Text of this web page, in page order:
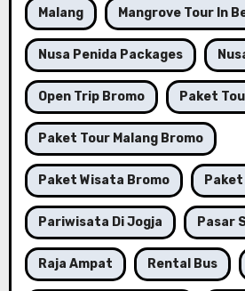
Malang Mangrove Tour In
Nusa Penida Packages
Open Trip Bromo Paket
Paket Tour Malang Bromo
Paket Wisata Bromo
Pariwisata Di Jogja Pasar
Raja Ampat Rental Bus